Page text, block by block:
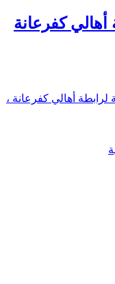
أهالي كفرعانة
لرابطة أهالي كفرعانة ،